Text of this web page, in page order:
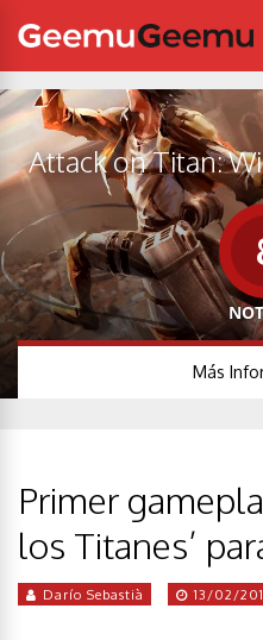
Attack on Titan:
Más
Primer
los Titanes’
Darío Sebastià 13/02/